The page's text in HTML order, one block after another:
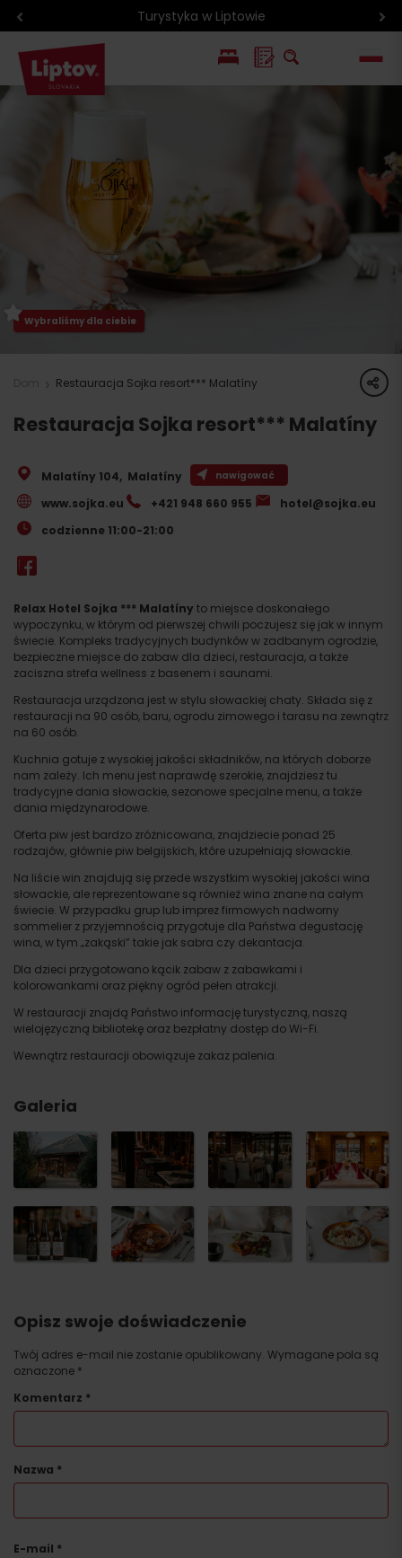
Turystyka w Liptowie
Wybraliśmy dla ciebie
Restauracja Sojka resort*** Malatíny share
Restauracja Sojka resort*** Malatíny
Relax Hotel Sojka *** Malatíny to miejsce doskonałego
wypoczynku, w którym od pierwszej chwili poczujesz się jak w innym
świecie. Kompleks tradycyjnych budynków w zadbanym ogrodzie,
bezpieczne miejsce do zabaw dla dzieci, restauracja, a także
zaciszna strefa wellness z basenem i saunami.
Restauracja urządzona jest w stylu słowackiej chaty. Składa się z
restauracji na 90 osób, baru, ogrodu zimowego i tarasu na zewnątrz
na 60 osób.
Kuchnia gotuje z wysokiej jakości składników, na których doborze
nam zależy. Ich menu jest naprawdę szerokie, znajdziesz tu
tradycyjne dania słowackie, sezonowe specjalne menu, a także
dania międzynarodowe.
Oferta piw jest bardzo zróżnicowana, znajdziecie ponad 25
rodzajów, głównie piw belgijskich, które uzupełniają słowackie.
Na liście win znajdują się przede wszystkim wysokiej jakości wina
słowackie, ale reprezentowane są również wina znane na całym
świecie. W przypadku grup lub imprez firmowych nadworny
sommelier z przyjemnością przygotuje dla Państwa degustację
wina, w tym „zakąski” takie jak sabra czy dekantacja.
Dla dzieci przygotowano kącik zabaw z zabawkami i
kolorowankami oraz piękny ogród pełen atrakcji.
W restauracji znajdą Państwo informację turystyczną, naszą
wielojęzyczną bibliotekę oraz bezpłatny dostęp do Wi-Fi.
Wewnątrz restauracji obowiązuje zakaz palenia.
Malatíny 104, Malatíny nawigować
www.sojka.eu +421 948 660 955
hotel@sojka.eu
codzienne 11:00-21:00
Galeria
Opisz swoje doświadczenie
Twój adres e-mail nie zostanie opublikowany. Wymagane pola są
oznaczone *
Komentarz *
Nazwa *
E-mail *